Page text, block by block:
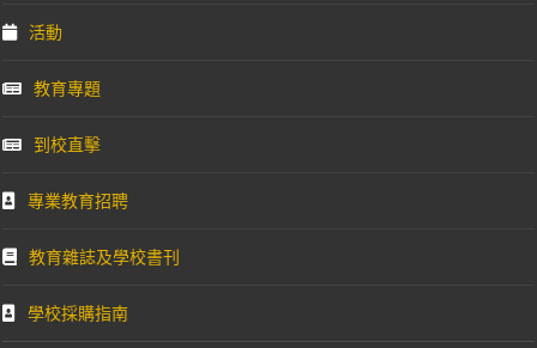
活動
教育專題
到校直擊
專業教育招聘
教育雜誌及學校書刊
學校採購指南